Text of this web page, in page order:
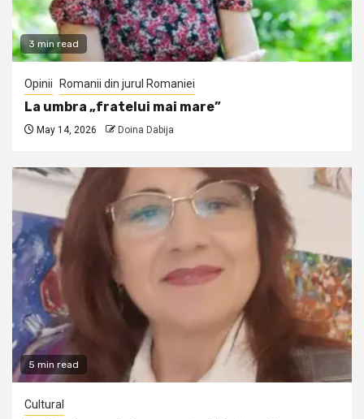
3 min read
Opinii Romanii din jurul Romaniei
La umbra „fratelui mai mare”
May 14, 2026 Doina Dabija
5 min read
Cultural